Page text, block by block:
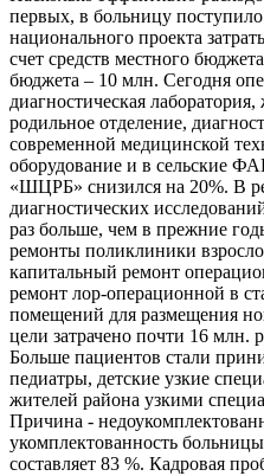
первых, в больницу
национального проекта
счет средств местного
бюджета – 10 млн. Сегодня
диагностическая лаборатория,
родильное отделение,
современной медицинской
оборудование и в сельские
«ШЦРБ» снизился на 20%. В
диагностических
раз больше, чем в прежние
ремонты поликлиники
капитальный ремонт
ремонт лор-операционной в
помещений для размещения
цели затрачено почти 16 млн.
Больше пациентов стали
педиатры, детские узкие
жителей района узкими
Причина -
укомплектованность
составляет 83 %. Кадровая